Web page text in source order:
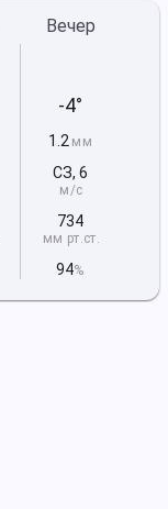
Вечер
-4°
1.2 мм
СЗ,6
м/с
734
мм рт.ст.
94%